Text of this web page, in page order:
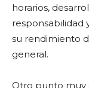
horarios,
responsabilidad
su rendimiento
general.
Otro punto muy